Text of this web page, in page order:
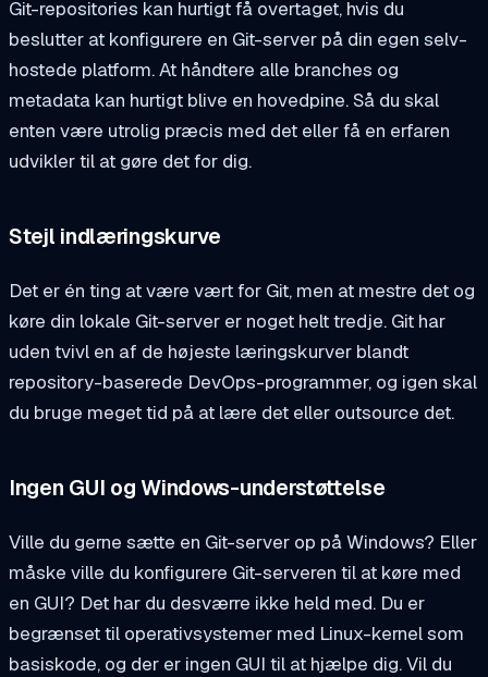
Git-repositories kan hurtigt få overtaget, hvis du
beslutter at konfigurere en Git-server på din egen selv-
hostede platform. At håndtere alle branches og
metadata kan hurtigt blive en hovedpine. Så du skal
enten være utrolig præcis med det eller få en erfaren
udvikler til at gøre det for dig.
Stejl indlæringskurve
Det er én ting at være vært for Git, men at mestre det og
køre din lokale Git-server er noget helt tredje. Git har
uden tvivl en af de højeste læringskurver blandt
repository-baserede DevOps-programmer, og igen skal
du bruge meget tid på at lære det eller outsource det.
Ingen GUI og Windows-understøttelse
Ville du gerne sætte en Git-server op på Windows? Eller
måske ville du konfigurere Git-serveren til at køre med
en GUI? Det har du desværre ikke held med. Du er
begrænset til operativsystemer med Linux-kernel som
basiskode, og der er ingen GUI til at hjælpe dig. Vil du